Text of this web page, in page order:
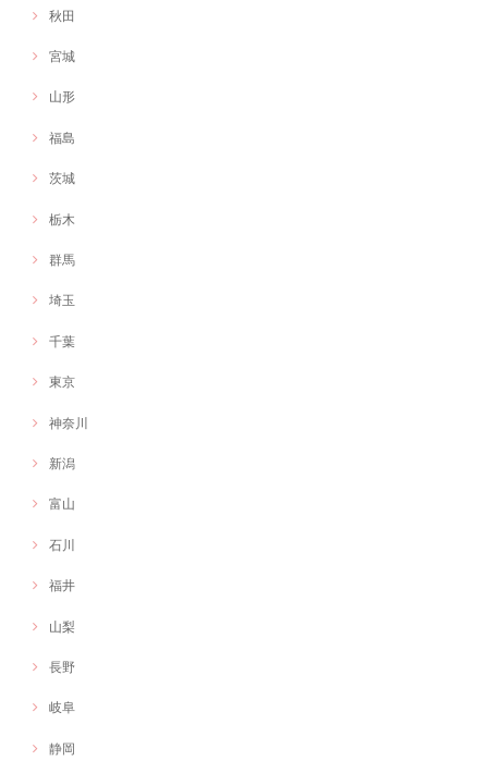
秋田
宮城
山形
福島
茨城
栃木
群馬
埼玉
千葉
東京
神奈川
新潟
富山
石川
福井
山梨
長野
岐阜
静岡